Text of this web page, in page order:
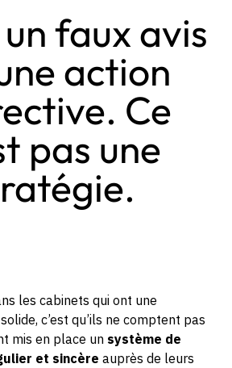
faux avis
action
Ce
pas une
les cabinets qui ont une
c’est qu’ils ne comptent pas
mis en place un système de
et sincère auprès de leurs